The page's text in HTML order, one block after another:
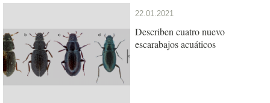
22.01.2021
Describen cuatro nuevo
escarabajos acuáticos